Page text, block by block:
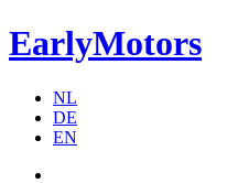
EarlyMotors
NL
DE
EN